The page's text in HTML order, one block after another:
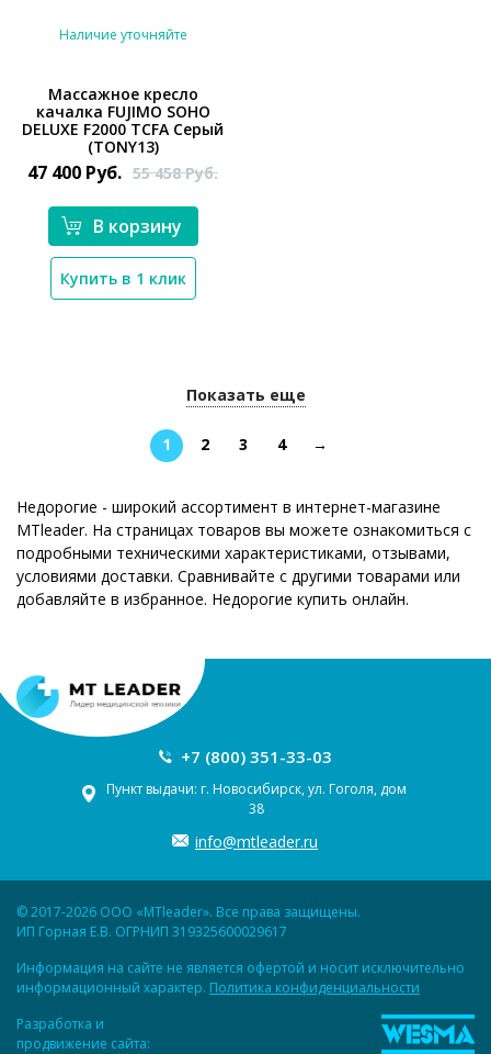
*}
Наличие уточняйте
Массажное кресло
качалка FUJIMO SOHO
DELUXE F2000 TCFA Серый
(TONY13)
47 400 Руб. 55 458Руб.
В корзину
Купить в 1 клик
Показать еще
1 2 3 4 →
Недорогие - широкий ассортимент в интернет-магазине
MTleader. На страницах товаров вы можете ознакомиться с
подробными техническими характеристиками, отзывами,
условиями доставки. Сравнивайте с другими товарами или
добавляйте в избранное. Недорогие купить онлайн.
+7 (800) 351-33-03
Пункт выдачи: г. Новосибирск, ул. Гоголя, дом
38
info@mtleader.ru
© 2017-2026 ООО «MTleader». Все права защищены.
ИП Горная Е.В. ОГРНИП 319325600029617
Информация на сайте не является офертой и носит исключительно
информационный характер. Политика конфиденциальности
Разработка и
продвижение сайта: